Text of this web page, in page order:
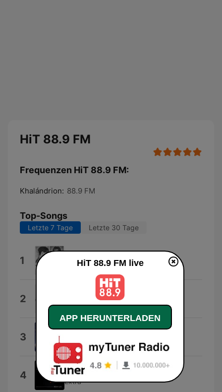
HiT 88.9 FM
Frequenzen HiT 88.9 FM:
Khalándrion: 88.9 FM
Top-Songs
Letzte 7 Tage Letzte 30 Tage
1 Damiano David
2 Sì per sempre
Rève
3 Dai Dai Dai
Robertino
4 Siempre en Mi Piel
Extra
HiT 88.9 FM live
APP HERUNTERLADEN